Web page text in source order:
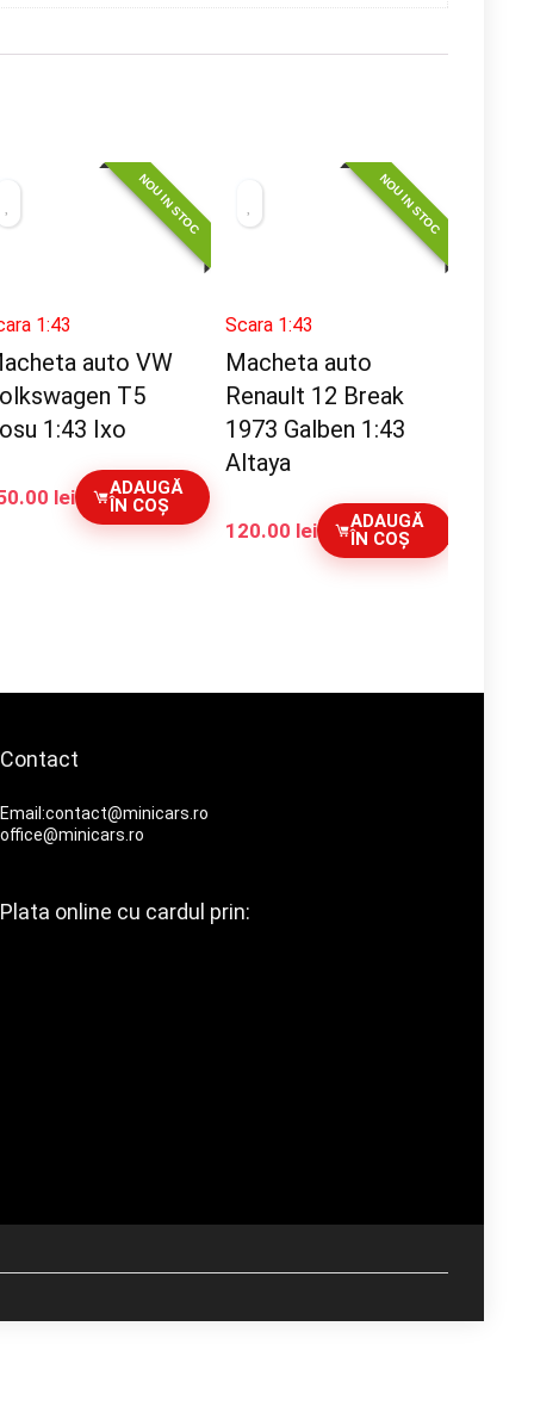
NOU IN STOC
1:43
auto VW
T5
1:43 Ixo
lei
ADAUGĂ
ÎN COȘ
NOU IN STOC
Scara 1:43
Macheta auto
Renault 12 Break
1973 Galben 1:43
Altaya
120.00 lei
ADAUGĂ
ÎN COȘ
Contact
Email:contact@minicars.ro
office@minicars.ro
Plata online cu cardul prin: